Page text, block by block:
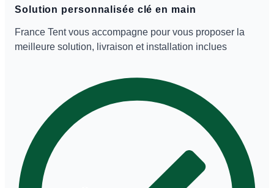
Solution personnalisée clé en main
France Tent vous accompagne pour vous proposer la
meilleure solution, livraison et installation inclues